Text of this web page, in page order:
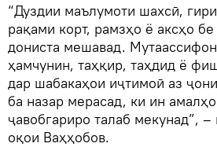
“Дуздии маълумоти шахсӣ,
рақами корт, рамзҳо ё аксҳо
дониста мешавад.
ҳамчунин, таҳқир, таҳдид ё
дар шабакаҳои иҷтимоӣ аз
ба назар мерасад, ки ин
ҷавобгариро талаб мекунад”,
оқои Ваҳҳобов.